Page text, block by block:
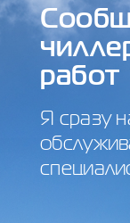
работ
Я сразу